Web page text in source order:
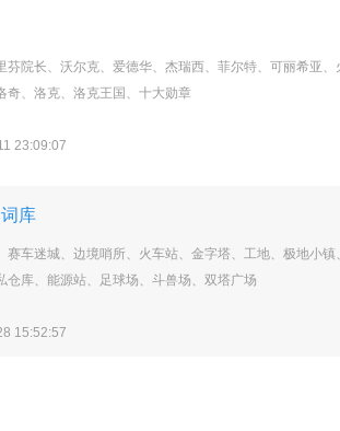
芬院长、沃尔克、爱德华、杰瑞西、菲尔特、可丽希亚
奇、洛克、洛克王国、十大勋章
23:09:07
库
赛车迷城、边境哨所、火车站、金字塔、工地、极地小
仓库、能源站、足球场、斗兽场、双塔广场
15:52:57